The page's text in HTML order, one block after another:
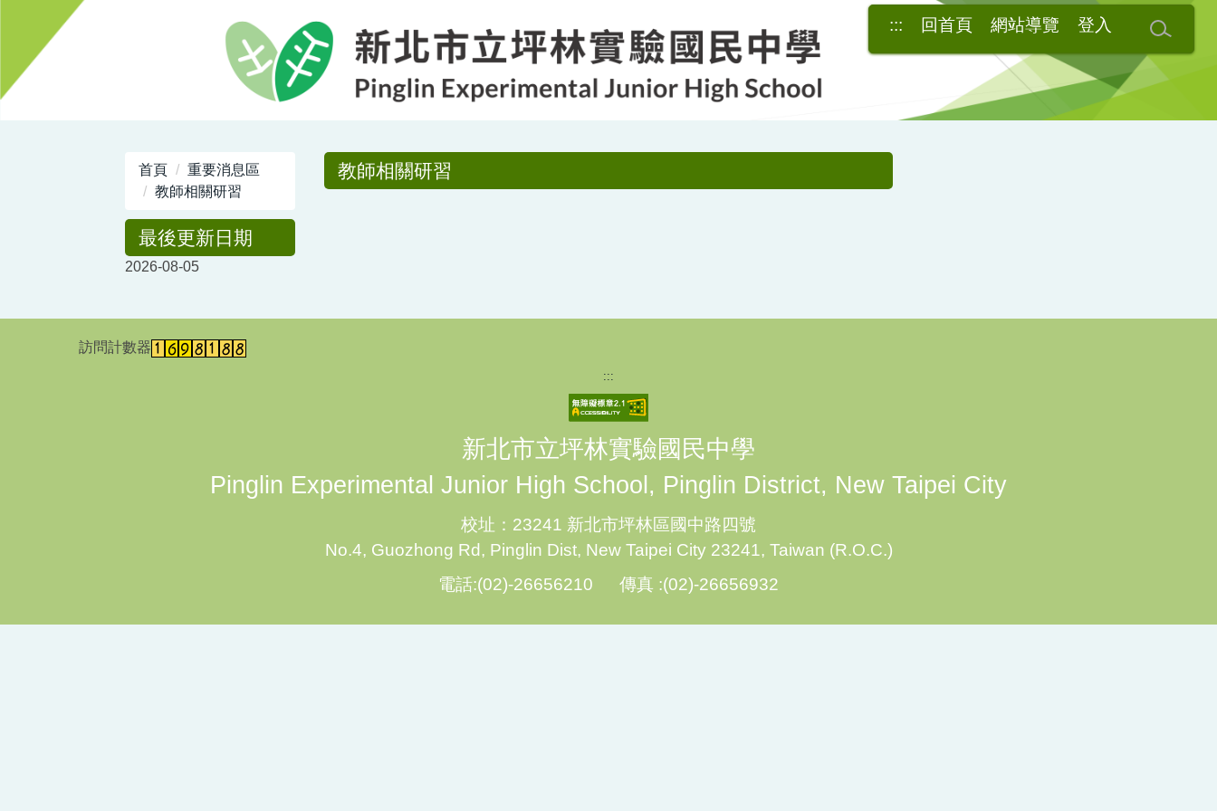
要
::: 回首頁 網站導覽 登入
首頁
重要消息區
教師相關研習
最後更新日期
2026-08-05
教師相關研習
訪問計數器
:::
新北市立坪林實驗國民中學
Pinglin Experimental Junior High School, Pinglin District, New Taipei City
校址：23241 新北市坪林區國中路四號
No.4, Guozhong Rd, Pinglin Dist, New Taipei City 23241, Taiwan (R.O.C.)
電話:(02)-26656210 傳真 :(02)-26656932